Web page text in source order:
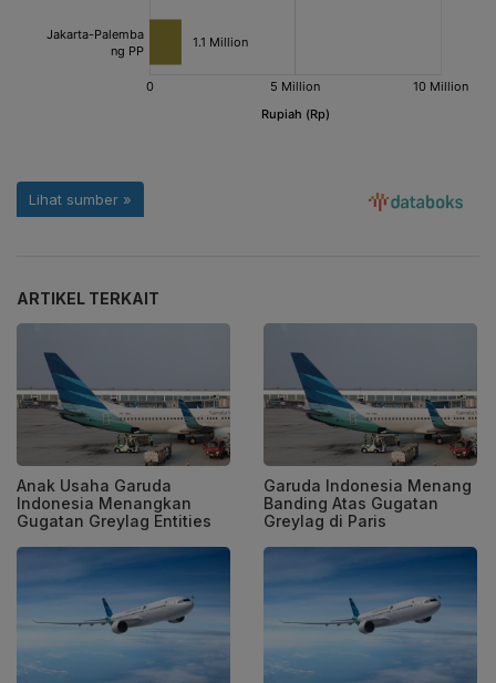
ARTIKEL TERKAIT
Anak Usaha Garuda
Indonesia Menangkan
Gugatan Greylag Entities
Garuda Indonesia Menang
Banding Atas Gugatan
Greylag di Paris